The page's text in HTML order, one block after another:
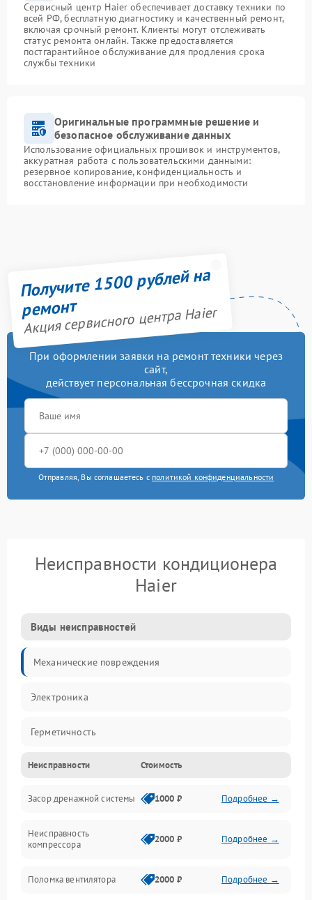
Сервисный центр Haier обеспечивает доставку техники по
всей РФ, бесплатную диагностику и качественный ремонт,
включая срочный ремонт. Клиенты могут отслеживать
статус ремонта онлайн. Также предоставляется
постгарантийное обслуживание для продления срока
службы техники
Оригинальные программные решение и
безопасное обслуживание данных
Использование официальных прошивок и инструментов,
аккуратная работа с пользовательскими данными:
резервное копирование, конфиденциальность и
восстановление информации при необходимости
Получите 1500 рублей на
ремонт
Акция сервисного центра Haier
При оформлении заявки на ремонт техники через
сайт,
действует персональная бессрочная скидка
Отправляя, Вы соглашаетесь с политикой конфиденциальности
Неисправности кондиционера
Haier
Виды неисправностей
Механические повреждения
Электроника
Герметичность
Механика
Управление
Электропитание
Неисправности Стоимость
Засор дренажной системы 1000 ₽ Подробнее →
Неисправность
компрессора
2000 ₽ Подробнее →
Поломка вентилятора 2000 ₽ Подробнее →